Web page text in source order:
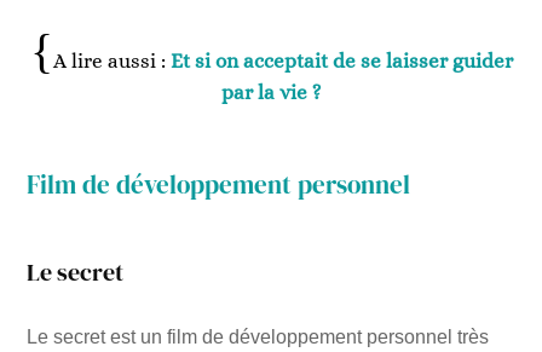
A lire aussi : Et si on acceptait de se laisser guider
par la vie ?
Film de développement personnel
Le secret
Le secret est un film de développement personnel très